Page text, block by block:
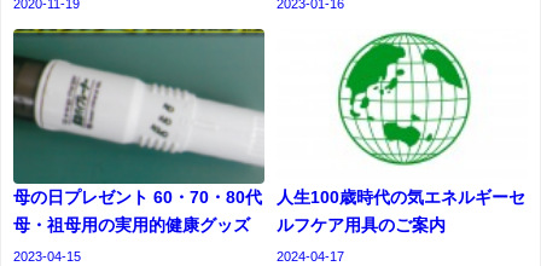
2020-11-19 2023-01-16
母の日プレゼント 60・70・80代
母・祖母用の実用的健康グッズ
2023-04-15
人生100歳時代の気エネルギーセ
ルフケア用具のご案内
2024-04-17